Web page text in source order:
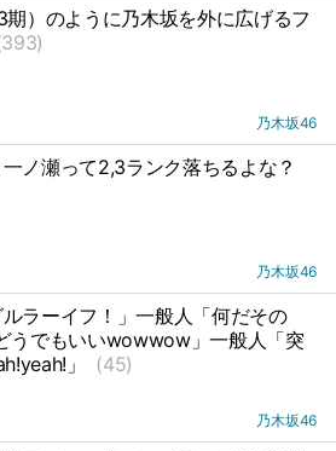
）のように乃木坂を外に広げるフ
乃木坂46
ノ瀬って2,3ランク落ちるよな？
乃木坂46
ラーイフ！」一般人「何だその
うでもいいwowwow」一般人「突
」
(45)
乃木坂46